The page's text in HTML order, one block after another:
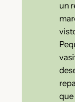
un
que